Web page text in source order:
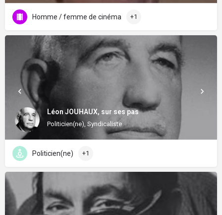
Homme / femme de cinéma +1
Léon JOUHAUX, sur ses pas
Politicien(ne), Syndicaliste
Politicien(ne) +1